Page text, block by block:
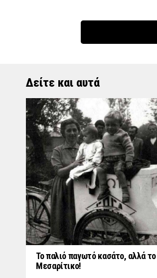
Δείτε και αυτά
Το παλιό παγωτό κασάτο, αλλά το
Μεσαρίτικο!